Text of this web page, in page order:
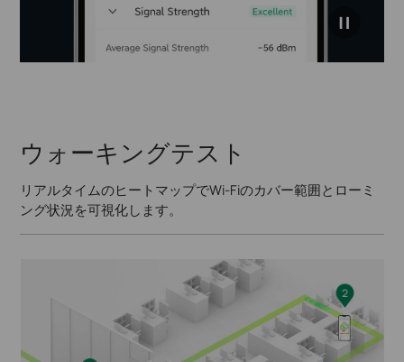
ウォーキングテスト
リアルタイムのヒートマップでWi-Fiのカバー範囲とローミ
ング状況を可視化します。